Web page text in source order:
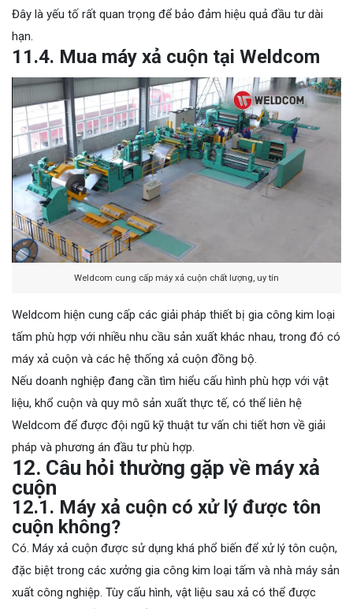
Đây là yếu tố rất quan trọng để bảo đảm hiệu quả đầu tư dài
hạn.
11.4. Mua máy xả cuộn tại Weldcom
Weldcom cung cấp máy xả cuộn chất lượng, uy tín
Weldcom hiện cung cấp các giải pháp thiết bị gia công kim loại
tấm phù hợp với nhiều nhu cầu sản xuất khác nhau, trong đó có
máy xả cuộn và các hệ thống xả cuộn đồng bộ.
Nếu doanh nghiệp đang cần tìm hiểu cấu hình phù hợp với vật
liệu, khổ cuộn và quy mô sản xuất thực tế, có thể liên hệ
Weldcom để được đội ngũ kỹ thuật tư vấn chi tiết hơn về giải
pháp và phương án đầu tư phù hợp.
12. Câu hỏi thường gặp về máy xả
cuộn
12.1. Máy xả cuộn có xử lý được tôn
cuộn không?
Có. Máy xả cuộn được sử dụng khá phổ biến để xử lý tôn cuộn,
đặc biệt trong các xưởng gia công kim loại tấm và nhà máy sản
xuất công nghiệp. Tùy cấu hình, vật liệu sau xả có thể được